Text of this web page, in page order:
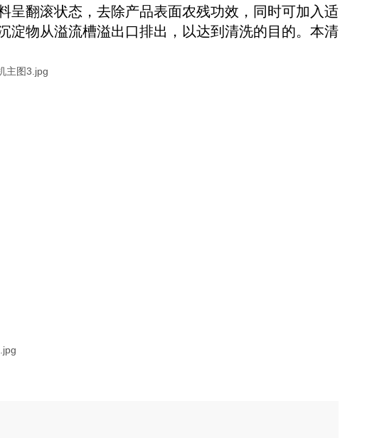
呈翻滚状态，去除产品表面农残功效，同时可加入适
淀物从溢流槽溢出口排出，以达到清洗的目的。本清